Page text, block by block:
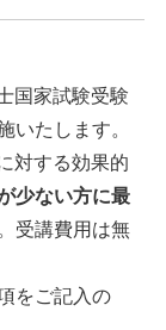
国家試験受験
いたします。
対する効果的
少ない方に最
受講費用は無
をご記入の